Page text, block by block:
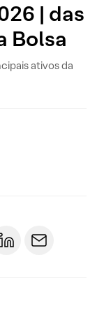
| das
Bolsa
ativos da